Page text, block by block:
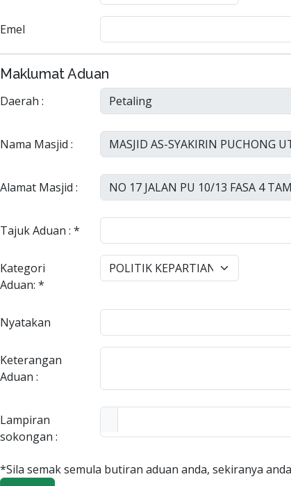
Emel
Maklumat Aduan
Daerah :
Nama Masjid :
Alamat Masjid :
Tajuk Aduan : *
Kategori
Aduan: *
Nyatakan
Keterangan
Aduan :
Lampiran
sokongan :
*Sila semak semula butiran aduan anda, sekiranya